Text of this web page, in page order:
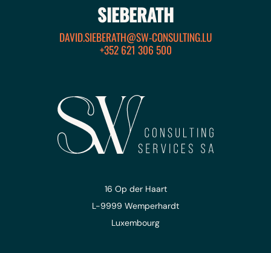
SIEBERATH
DAVID.SIEBERATH@SW-CONSULTING.LU
+352 621 306 500
16 Op der Haart
L-9999 Wemperhardt
Luxembourg